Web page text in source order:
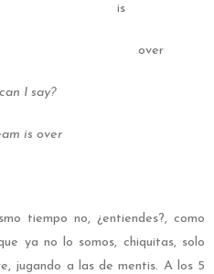
I say?
is over
tiempo no, ¿entiendes?, como
ya no lo somos, chiquitas, solo
jugando a las de mentis. A los 5